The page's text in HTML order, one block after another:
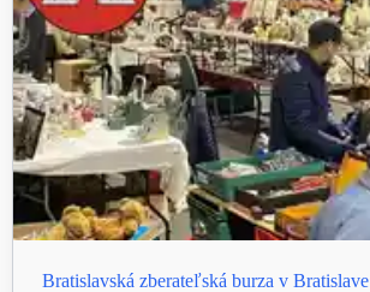
Bratislavská zberateľská burza v Bratislave